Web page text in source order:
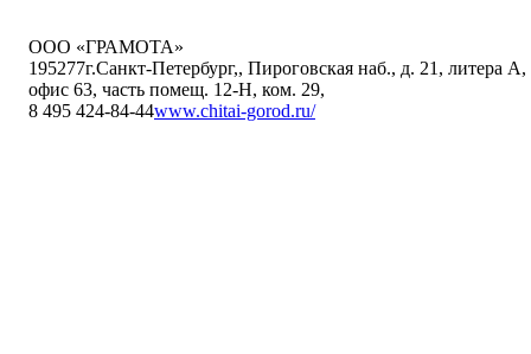
ООО «ГРАМОТА»
195277г.Санкт-Петербург,, Пироговская наб., д. 21, литера А,
офис 63, часть помещ. 12-Н, ком. 29,
8 495 424-84-44www.chitai-gorod.ru/